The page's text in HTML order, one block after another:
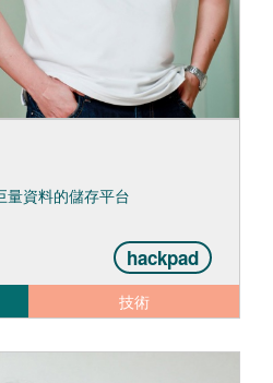
量資料的儲存平台
hackpad
技術